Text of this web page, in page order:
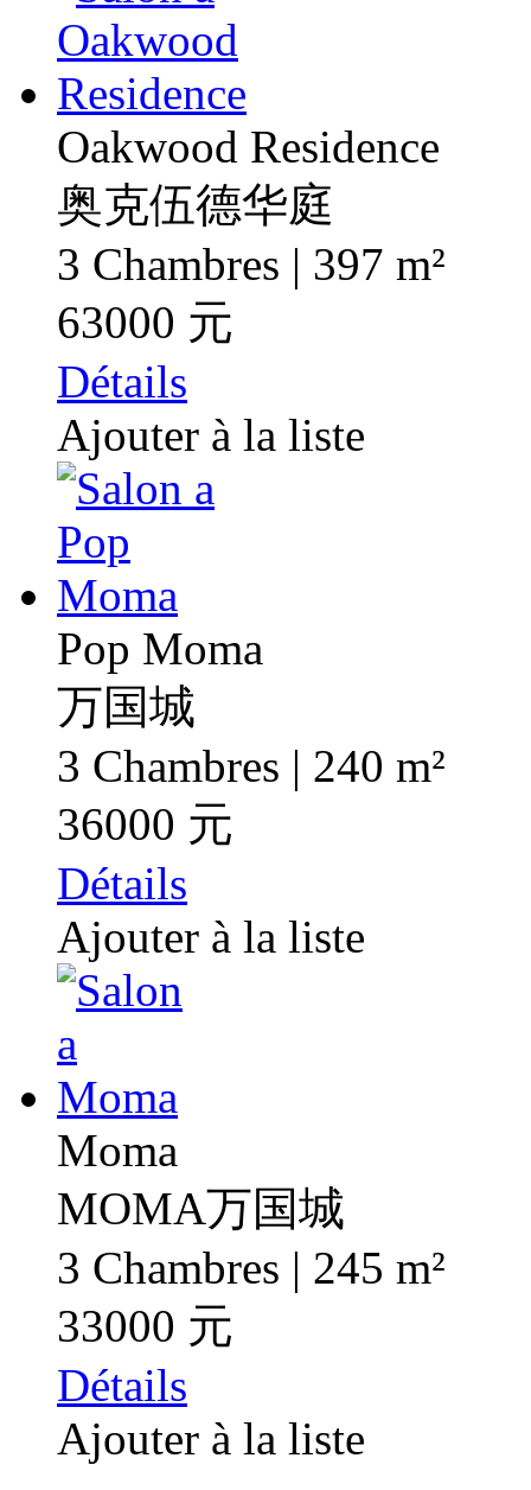
Oakwood Residence
奥克伍德华庭
3 Chambres | 397 m²
63000 元
Détails
Ajouter à la liste
Pop Moma
万国城
3 Chambres | 240 m²
36000 元
Détails
Ajouter à la liste
Moma
MOMA万国城
3 Chambres | 245 m²
33000 元
Détails
Ajouter à la liste